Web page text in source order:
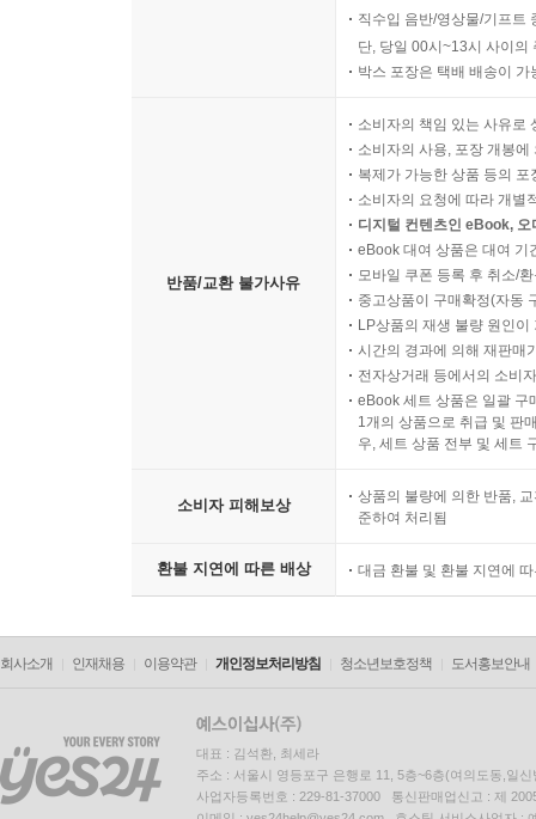
직수입 음반/영상물/기프트
단, 당일 00시~13시 사이의
박스 포장은 택배 배송이
반품/교환 불가사유
소비자의 책임 있는 사유로
소비자의 사용, 포장 개봉
복제가 가능한 상품 등의
소비자의 요청에 따라 개별
디지털 컨텐츠인 eBook,
eBook 대여 상품은 대여 기
모바일 쿠폰 등록 후 취소/
중고상품이 구매확정(자동
LP상품의 재생 불량 원인
시간의 경과에 의해 재판매
전자상거래 등에서의 소비
eBook 세트 상품은 일괄 구
1개의 상품으로 취급 및 판
우, 세트 상품 전부 및 세트
소비자 피해보상
상품의 불량에 의한 반품,
준하여 처리됨
환불 지연에 따른 배상 대금 환불 및 환불 지연에
회사소개 인재채용 이용약관 개인정보처리방침 청소년보호정책 도서홍보안내
대표 : 김석환, 최세라
주소 : 서울시 영등포구 은행로 11, 5층~6층(여의도동,일신
사업자등록번호 : 229-81-37000 통신판매업신고 : 제